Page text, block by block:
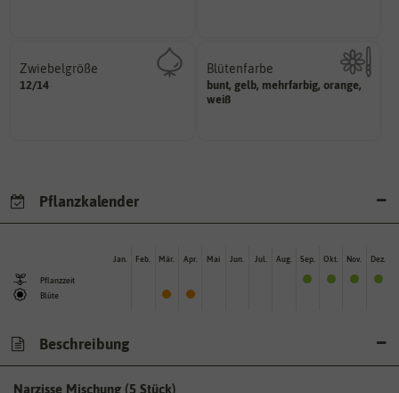
Zwiebelgröße
12/14
ersten und zweiten Wert
variieren. Blütenfarbe
bunt, gelb, mehrfarbig, orange,
weiß
Wie ist die Blüte eingefärbt?
Kann auch mehrfarbig sein.
Pflanzkalender
Pflanzzeit
Blüte
Jan. Feb. Mär. Apr. Mai Jun. Jul. Aug. Sep. Okt. Nov. Dez.
Beschreibung
Narzisse Mischung (5 Stück)